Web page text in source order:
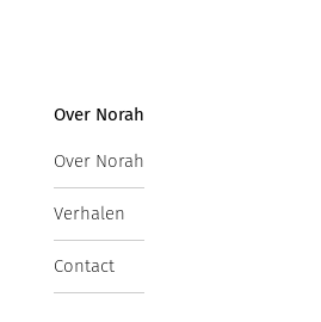
Over Norah
Over Norah
Verhalen
Contact